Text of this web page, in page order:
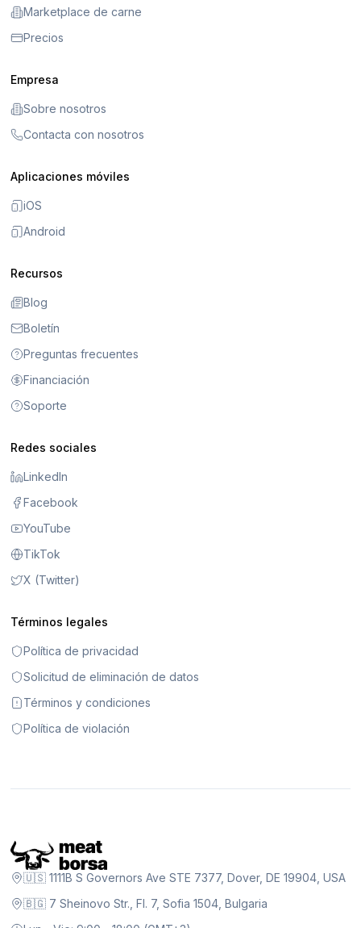
Marketplace de carne
Precios
Empresa
Sobre nosotros
Contacta con nosotros
Aplicaciones móviles
iOS
Android
Recursos
Blog
Boletín
Preguntas frecuentes
Financiación
Soporte
Redes sociales
LinkedIn
Facebook
YouTube
TikTok
X (Twitter)
Términos legales
Política de privacidad
Solicitud de eliminación de datos
Términos y condiciones
Política de violación
🇺🇸 1111B S Governors Ave STE 7377, Dover, DE 19904, USA
🇧🇬 7 Sheinovo Str., Fl. 7, Sofia 1504, Bulgaria